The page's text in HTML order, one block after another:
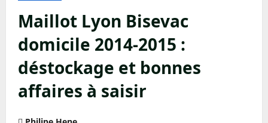
Maillot Lyon Bisevac
domicile 2014-2015 :
déstockage et bonnes
affaires à saisir